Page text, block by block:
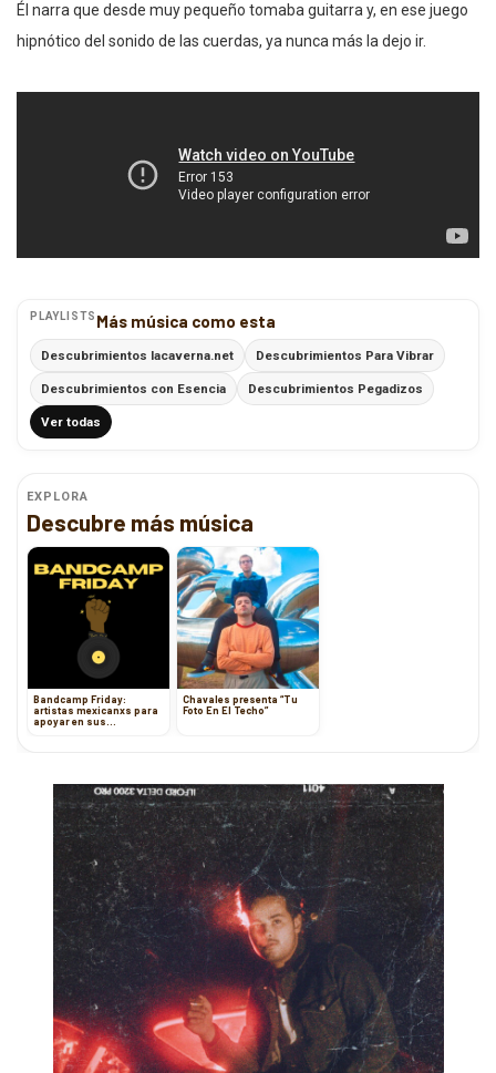
Él narra que desde muy pequeño tomaba guitarra y, en ese juego
hipnótico del sonido de las cuerdas, ya nunca más la dejo ir.
PLAYLISTS Más música como esta
Descubrimientos lacaverna.net Descubrimientos Para Vibrar
Descubrimientos con Esencia Descubrimientos Pegadizos
Ver todas
EXPLORA
Descubre más música
Bandcamp Friday:
artistas mexicanxs para
apoyar en sus
Chavales presenta “Tu
Foto En El Techo”